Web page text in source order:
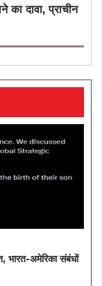
दावा, प्राचीन
भारत-अमेरिका संबंधों